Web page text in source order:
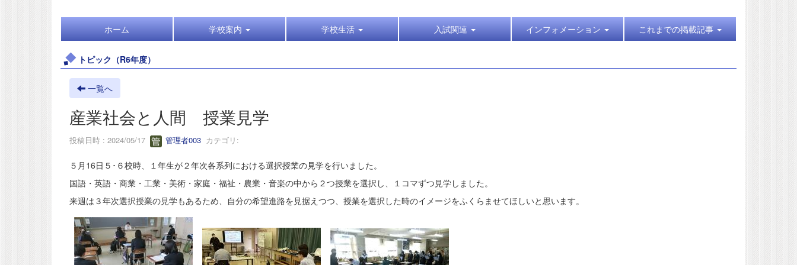
ホーム 学校案内 学校生活 入試関連 インフォメーション これまでの掲載記事
トピック（R6年度）
一覧へ
産業社会と人間 授業見学
投稿日時 : 2024/05/17 管理者003 カテゴリ:
５月16日５･６校時、１年生が２年次各系列における選択授業の見学を行いました。
国語・英語・商業・工業・美術・家庭・福祉・農業・音楽の中から２つ授業を選択し、１コマずつ見学しました。
来週は３年次選択授業の見学もあるため、自分の希望進路を見据えつつ、授業を選択した時のイメージをふくらませてほしいと思います。